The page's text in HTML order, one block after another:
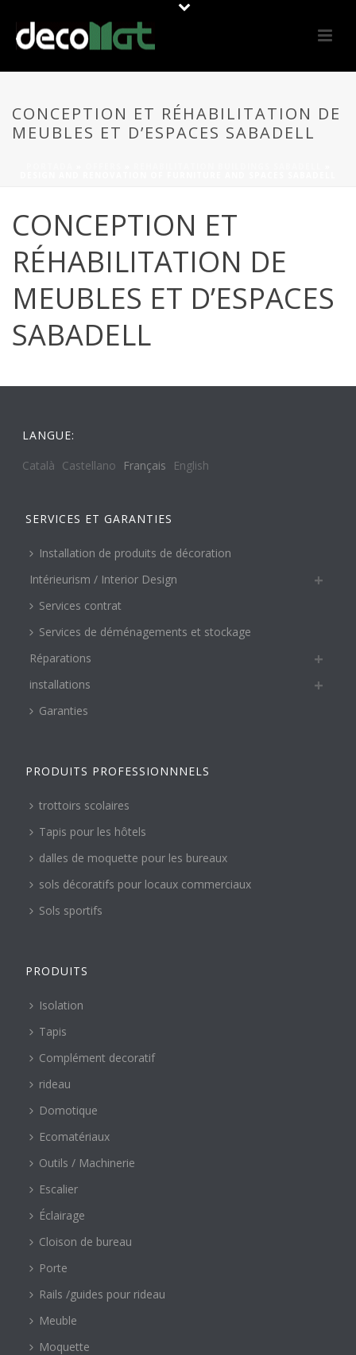
CONCEPTION ET RÉHABILITATION DE
MEUBLES ET D’ESPACES SABADELL
CONCEPTION ET
RÉHABILITATION DE
MEUBLES ET D’ESPACES
SABADELL
LANGUE:
Català Castellano Français English
SERVICES ET GARANTIES
Installation de produits de décoration
Intérieurism / Interior Design
Services contrat
Services de déménagements et stockage
Réparations
installations
Garanties
PRODUITS PROFESSIONNNELS
trottoirs scolaires
Tapis pour les hôtels
dalles de moquette pour les bureaux
sols décoratifs pour locaux commerciaux
Sols sportifs
PRODUITS
Isolation
Tapis
Complément decoratif
rideau
Domotique
Ecomatériaux
Outils / Machinerie
Escalier
Éclairage
Cloison de bureau
Porte
Rails /guides pour rideau
Meuble
Moquette